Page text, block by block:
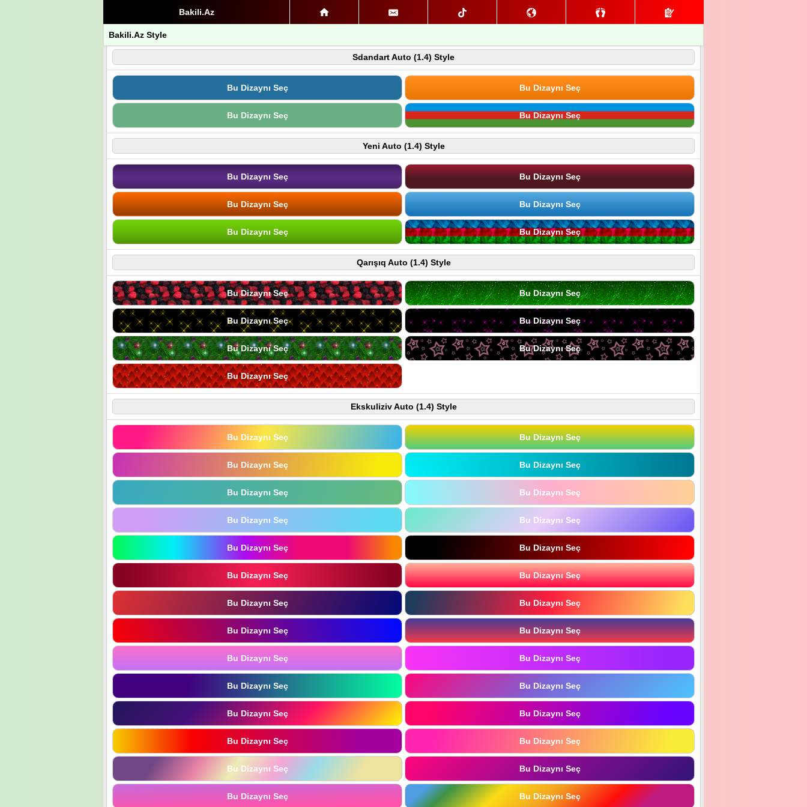
Bakili.Az
Bakili.Az Style
Sdandart Auto (1.4) Style
Bu Dizaynı Seç Bu Dizaynı Seç
Bu Dizaynı Seç Bu Dizaynı Seç
Yeni Auto (1.4) Style
Bu Dizaynı Seç Bu Dizaynı Seç
Bu Dizaynı Seç Bu Dizaynı Seç
Bu Dizaynı Seç Bu Dizaynı Seç
Qarışıq Auto (1.4) Style
Bu Dizaynı Seç Bu Dizaynı Seç
Bu Dizaynı Seç Bu Dizaynı Seç
Bu Dizaynı Seç Bu Dizaynı Seç
Bu Dizaynı Seç
Ekskuliziv Auto (1.4) Style
Bu Dizaynı Seç Bu Dizaynı Seç
Bu Dizaynı Seç Bu Dizaynı Seç
Bu Dizaynı Seç Bu Dizaynı Seç
Bu Dizaynı Seç Bu Dizaynı Seç
Bu Dizaynı Seç Bu Dizaynı Seç
Bu Dizaynı Seç Bu Dizaynı Seç
Bu Dizaynı Seç Bu Dizaynı Seç
Bu Dizaynı Seç Bu Dizaynı Seç
Bu Dizaynı Seç Bu Dizaynı Seç
Bu Dizaynı Seç Bu Dizaynı Seç
Bu Dizaynı Seç Bu Dizaynı Seç
Bu Dizaynı Seç Bu Dizaynı Seç
Bu Dizaynı Seç Bu Dizaynı Seç
Bu Dizaynı Seç Bu Dizaynı Seç